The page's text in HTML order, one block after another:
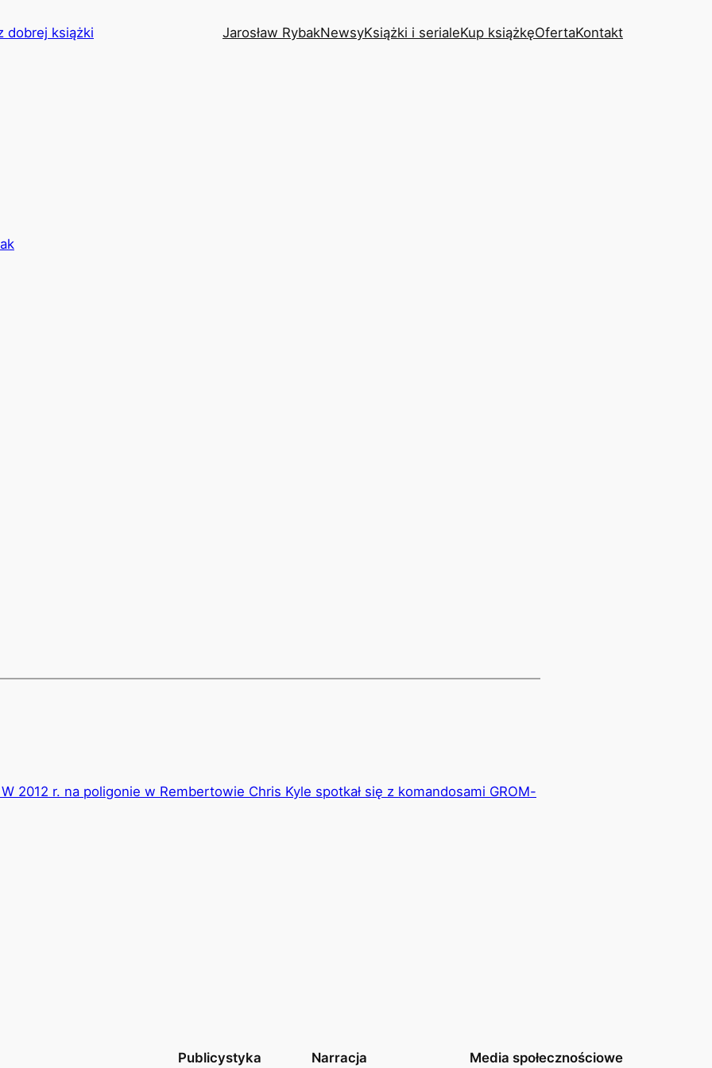
dobrej książki Jarosław RybakNewsyKsiążki i serialeKup książkęOfertaKontakt
W 2012 r. na poligonie w Rembertowie Chris Kyle spotkał się z komandosami GROM-
Publicystyka Narracja Media społecznościowe